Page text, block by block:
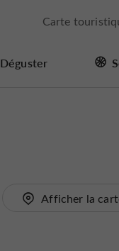
Carte
Déguster
Afficher la